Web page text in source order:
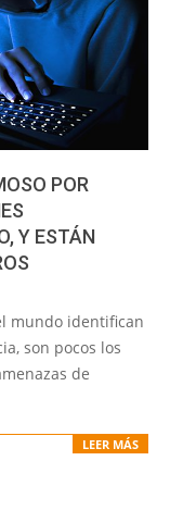
POR
Y ESTÁN
mundo identifican
son pocos los
de
LEER MÁS